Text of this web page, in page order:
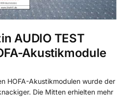
AUDIO TEST
Akustikmodule
HOFA-Akustikmodulen wurde der
Die Mitten erhielten mehr